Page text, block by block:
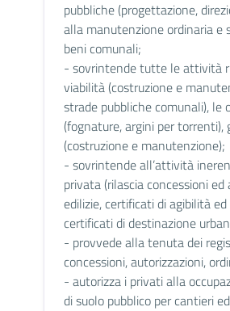
pubbliche (progettazione,
alla manutenzione ordinaria e
beni comunali;
- sovrintende tutte le attività
viabilità (costruzione e
strade pubbliche comunali), le
(fognature, argini per torrenti),
(costruzione e manutenzione);
- sovrintende all’attività
privata (rilascia concessioni ed
edilizie, certificati di agibilità
certificati di destinazione
- provvede alla tenuta dei
concessioni, autorizzazioni,
- autorizza i privati alla
di suolo pubblico per cantieri